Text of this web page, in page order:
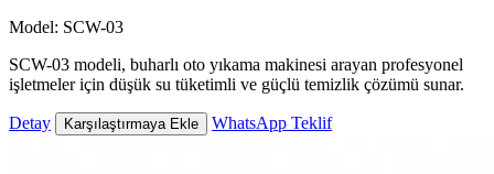
Model: SCW-03
SCW-03 modeli, buharlı oto yıkama makinesi arayan profesyonel
işletmeler için düşük su tüketimli ve güçlü temizlik çözümü sunar.
Detay Karşılaştırmaya Ekle WhatsApp Teklif